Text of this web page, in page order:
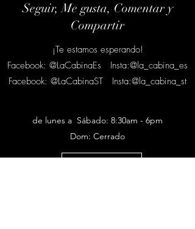
Seguir, Me gusta, Comentar y
Compartir
¡Te estamos esperando!
Facebook: @LaCabinaEs Insta:@la_cabina_es
Facebook: @LaCabinaST Insta:@la_cabina_st
de lunes a Sábado: 8:30am - 6pm
Dom: Cerrado
Ponerse en contacto